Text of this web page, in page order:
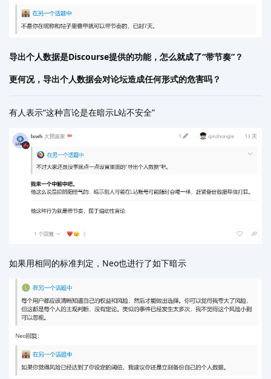
导出个人数据是Discourse提供的功能，怎么就成了“带节奏”？
更何况，导出个人数据会对论坛造成任何形式的危害吗？
有人表示“这种言论是在暗示L站不安全”
如果用相同的标准判定，Neo也进行了如下暗示